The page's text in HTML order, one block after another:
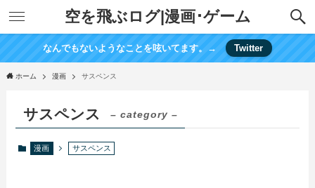
空を飛ぶログ|漫画･ゲーム
なんでもないようなことを呟いてます。→ Twitter
ホーム 漫画 サスペンス
サスペンス – category –
漫画 サスペンス